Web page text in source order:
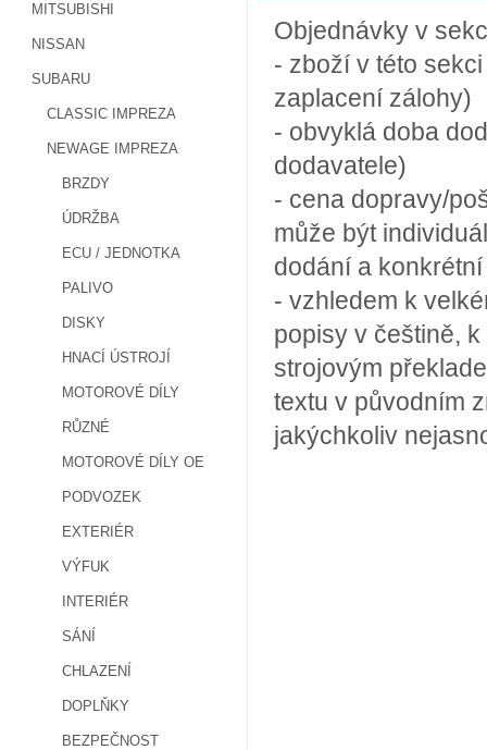
MITSUBISHI
NISSAN
SUBARU
CLASSIC IMPREZA
NEWAGE IMPREZA
BRZDY
ÚDRŽBA
ECU / JEDNOTKA
PALIVO
DISKY
HNACÍ ÚSTROJÍ
MOTOROVÉ DÍLY
RŮZNÉ
MOTOROVÉ DÍLY OE
PODVOZEK
EXTERIÉR
VÝFUK
INTERIÉR
SÁNÍ
CHLAZENÍ
DOPLŇKY
BEZPEČNOST
Objednávky v
- zboží v této
zaplacení zálohy)
- obvyklá doba
dodavatele)
- cena dopravy/
může být
dodání a
- vzhledem k
popisy v češtině,
strojovým
textu v původním
jakýchkoliv